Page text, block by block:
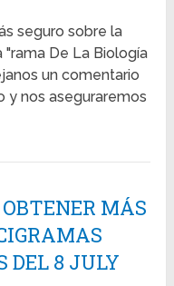
seguro sobre la
"rama De La Biología
un comentario
y nos aseguraremos
MÁS
DEL 8 JULY